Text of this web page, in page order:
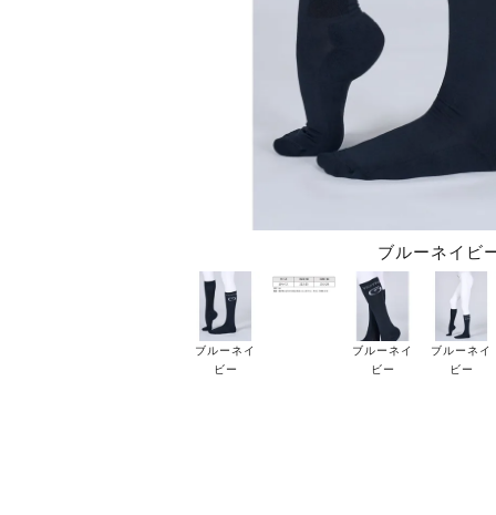
ブルーネイビ
ブルーネイ
ビー
ブルーネイ
ビー
ブルーネイ
ビー